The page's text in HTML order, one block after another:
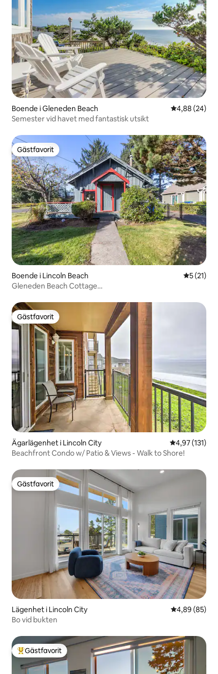
Boende i Gleneden Beach 4,88 av 5 i
4,88 (24)
Semester vid havet med fantastisk utsikt
Gästfavorit
Gästfavorit
Boende i Lincoln Beach 5 av 5 i
5 (21)
Gleneden Beach Cottage
Gästfavorit
Gästfavorit
Ägarlägenhet i Lincoln City 4,97 av 5 i
4,97 (131)
Beachfront Condo w/ Patio & Views - Walk to Shore!
Gästfavorit
Gästfavorit
Lägenhet i Lincoln City 4,89 av 5 i
4,89 (85)
Bo vid bukten
Populär gästfavorit
Gästfavorit